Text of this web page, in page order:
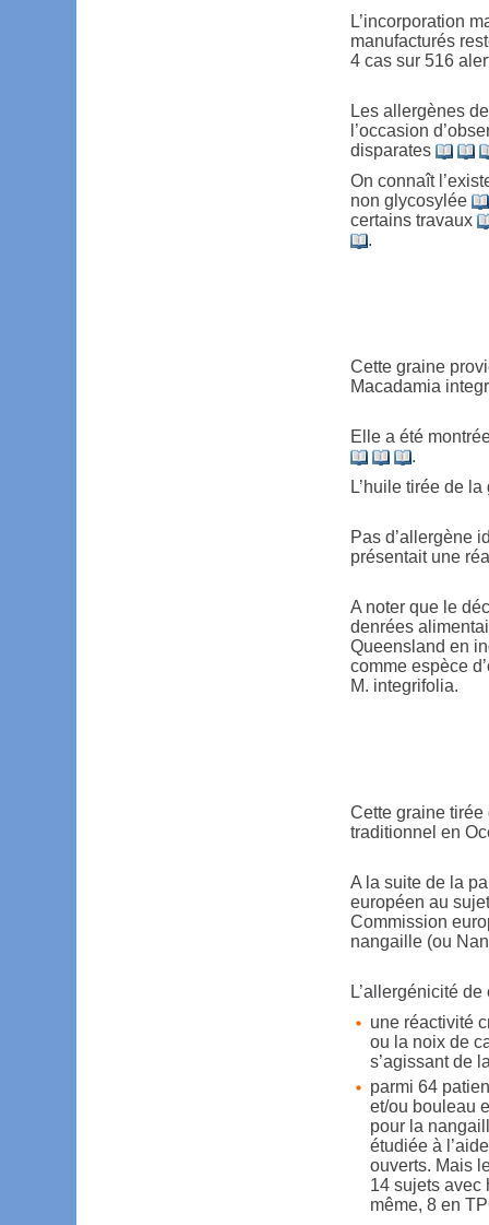
L’incorporation
manufacturés
4 cas sur 516
Les allergènes
l’occasion
disparates
On connaît
non glycosylée
certains travaux
.
Cette graine
Macadamia
Elle a été
.
L’huile tirée de
Pas d’allergène
présentait une
A noter que le
denrées
Queensland en
comme espèce
M. integrifolia.
Cette graine tirée
traditionnel en
A la suite de la
européen au
Commission
nangaille (ou
L’allergénicité
une réactivité
ou la noix de
s’agissant de
parmi 64
et/ou bouleau
pour la
étudiée à
ouverts. Mais
14 sujets avec
même, 8 en